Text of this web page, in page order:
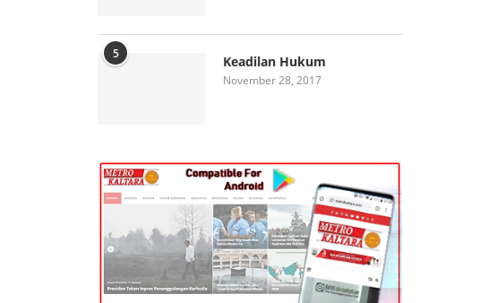
5 Keadilan Hukum
November 28, 2017